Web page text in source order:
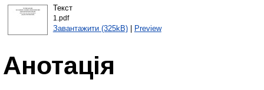
Текст
1.pdf
Завантажити (325kB)| Preview
Анотація